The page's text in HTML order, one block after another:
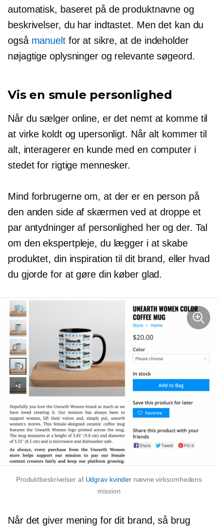
automatisk, baseret på de produktnavne og
beskrivelser, du har indtastet. Men det kan du
også manueltfor at sikre, at de indeholder
nøjagtige oplysninger og relevante søgeord.
Vis en smule personlighed
Når du sælger online, er det nemt at komme til
at virke koldt og upersonligt. Når alt kommer til
alt, interagerer en kunde med en computer i
stedet for rigtige mennesker.
Mind forbrugerne om, at der er en person på
den anden side af skærmen ved at droppe et
par antydninger af personlighed her og der. Tal
om den ekspertpleje, du lægger i at skabe
produktet, din inspiration til dit brand, eller hvad
du gjorde for at gøre din køber glad.
Produktbeskrivelser af Udgrav kvinder nævne virksomhedens
mission
Når det giver mening for dit brand, så brug